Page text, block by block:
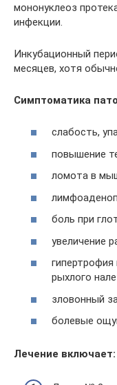
мононуклеоз
инфекции.
Инкубационный
месяцев, хотя
Симптоматика
слабость,
повышение
ломота в
боль при
увеличение
рыхлого
зловонный
болевые
Лечение включает: